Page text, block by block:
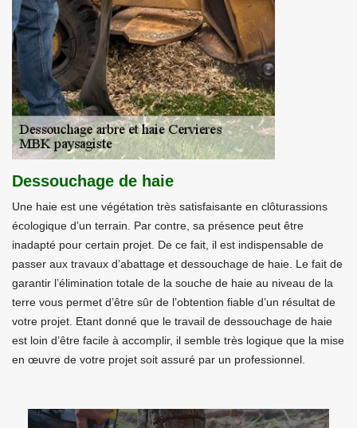
Dessouchage de haie
Une haie est une végétation très satisfaisante en clôturassions
écologique d’un terrain. Par contre, sa présence peut être
inadapté pour certain projet. De ce fait, il est indispensable de
passer aux travaux d’abattage et dessouchage de haie. Le fait de
garantir l’élimination totale de la souche de haie au niveau de la
terre vous permet d’être sûr de l’obtention fiable d’un résultat de
votre projet. Etant donné que le travail de dessouchage de haie
est loin d’être facile à accomplir, il semble très logique que la mise
en œuvre de votre projet soit assuré par un professionnel.